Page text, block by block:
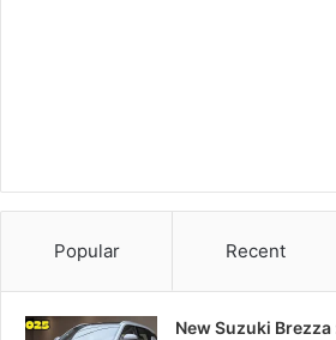
Popular Recent
New Suzuki Brezza :